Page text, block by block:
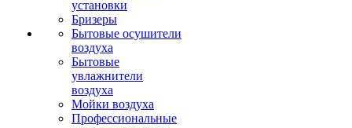
установки
Бризеры
Бытовые осушители
воздуха
Бытовые
увлажнители
воздуха
Мойки воздуха
Профессиональные